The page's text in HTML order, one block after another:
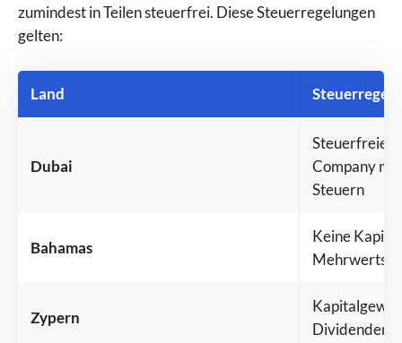
zumindest in Teilen steuerfrei. Diese Steuerregelungen
gelten:
Land
Dubai
Steuerfreies
Company
Steuern
Bahamas
Keine
Zypern
Dividenden